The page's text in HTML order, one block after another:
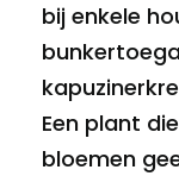
bij enkele
Een plant
bloemen